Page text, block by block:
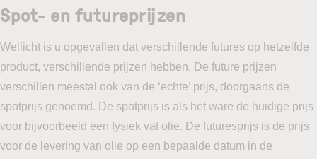
Spot- en futureprijzen
Wellicht is u opgevallen dat verschillende futures op hetzelfde
product, verschillende prijzen hebben. De future prijzen
verschillen meestal ook van de ‘echte’ prijs, doorgaans de
spotprijs genoemd. De spotprijs is als het ware de huidige prijs
voor bijvoorbeeld een fysiek vat olie. De futuresprijs is de prijs
voor de levering van olie op een bepaalde datum in de